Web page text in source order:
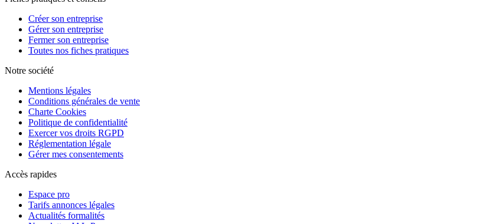
Créer son entreprise
Gérer son entreprise
Fermer son entreprise
Toutes nos fiches pratiques
Notre société
Mentions légales
Conditions générales de vente
Charte Cookies
Politique de confidentialité
Exercer vos droits RGPD
Réglementation légale
Gérer mes consentements
Accès rapides
Espace pro
Tarifs annonces légales
Actualités formalités